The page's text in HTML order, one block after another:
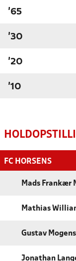
'65
'30
'20
'10
FC HORSENS
Mads Frankær
Mathias
Gustav
Jonathan